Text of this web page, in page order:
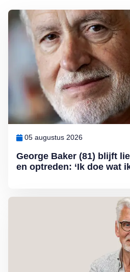
George Baker (81) blijft
en optreden: ‘Ik doe wat
05 augustus 2026
Lees meer over George Baker (81)
Lees meer over Column Jan Slagter: